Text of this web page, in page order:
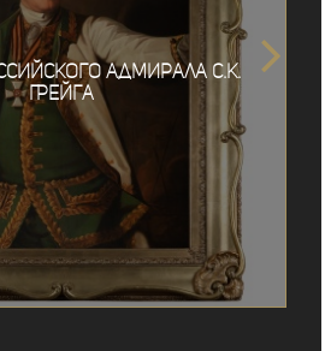
адмирала С.К.
Грейга